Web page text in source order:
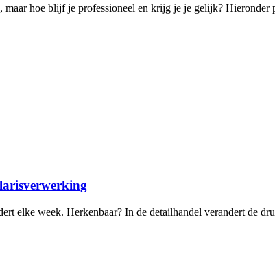
hoe blijf je professioneel en krijg je je gelijk? Hieronder
elke week. Herkenbaar? In de detailhandel verandert de